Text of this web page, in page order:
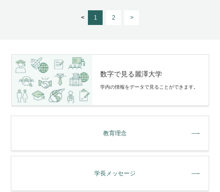
< 1 2 >
数字で見る麗澤大学
学内の情報をデータで⾒ることができます。
教育理念
学長メッセージ